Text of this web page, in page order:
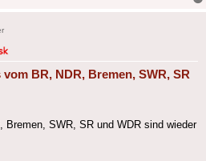
BR, NDR, Bremen, SWR, SR
Bremen, SWR, SR und WDR sind wieder